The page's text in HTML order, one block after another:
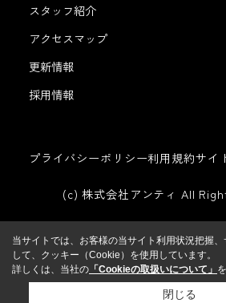
スタッフ紹介
アクセスマップ
更新情報
採用情報
プライバシーポリシー利用規約サイ
(c) 株式会社アンティ All
当サイトでは、お客様の当サイト利用状況把握
して、クッキー（Cookie）を使用しています。
詳しくは、当社の 「Cookieの取扱いについて」
閉じる